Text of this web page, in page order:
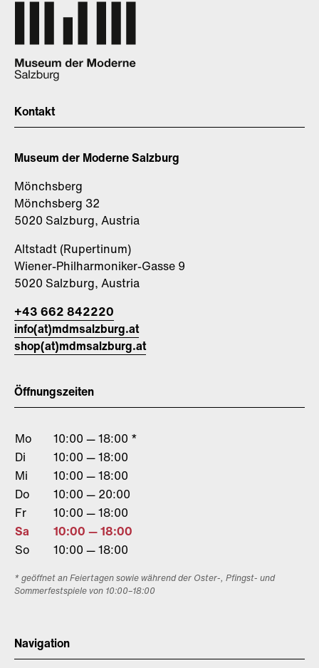
Kontakt
Museum der Moderne Salzburg
Mönchsberg
Mönchsberg 32
5020 Salzburg, Austria
Altstadt (Rupertinum)
Wiener-Philharmoniker-Gasse 9
5020 Salzburg, Austria
+43 662 842220
info(at)mdmsalzburg.at
shop(at)mdmsalzburg.at
Öffnungszeiten
Mo
10:00 — 18:00 *
Di
10:00 — 18:00
Mi
10:00 — 18:00
Do
10:00 — 20:00
Fr
10:00 — 18:00
Sa
10:00 — 18:00
So
10:00 — 18:00
* geöffnet an Feiertagen sowie während der Oster-, Pfingst- und
Sommerfestspiele von 10:00–18:00
Navigation